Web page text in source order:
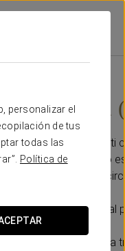
personalizar el
de tus
todas las
Política de
local
de tiempo para ti
en piernas o
de piernas se activa la
esta promoción al
*Confirma fecha y hora a